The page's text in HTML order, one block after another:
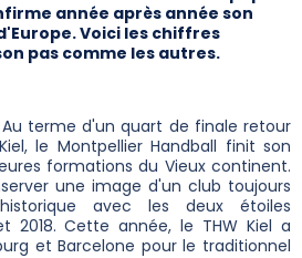
année après année son
Voici les chiffres
pas comme les autres.
terme d'un quart de finale retour
le Montpellier Handball finit son
formations du Vieux continent.
une image d'un club toujours
avec les deux étoiles
2018. Cette année, le THW Kiel a
et Barcelone pour le traditionnel